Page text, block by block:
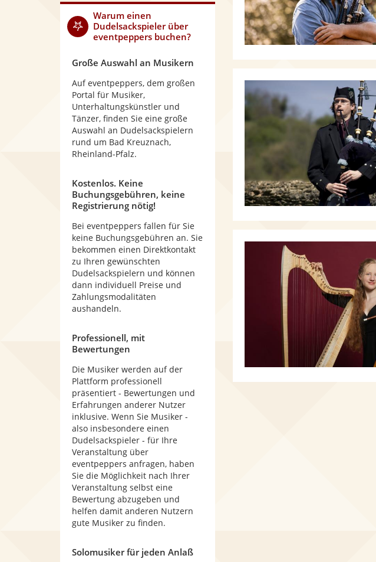
Warum einen
Dudelsackspielerüber
eventpeppers buchen?
Große Auswahl an Musikern
Auf eventpeppers, dem großen
Portal für Musiker,
Unterhaltungskünstler und
Tänzer, finden Sie eine große
Auswahl an Dudelsackspielern
rund um Bad Kreuznach,
Rheinland-Pfalz.
Kostenlos. Keine
Buchungsgebühren, keine
Registrierung nötig!
Bei eventpeppers fallen für Sie
keine Buchungsgebühren an. Sie
bekommen einen Direktkontakt
zu Ihren gewünschten
Dudelsackspielern und können
dann individuell Preise und
Zahlungsmodalitäten
aushandeln.
Professionell, mit
Bewertungen
Die Musiker werden auf der
Plattform professionell
präsentiert - Bewertungen und
Erfahrungen anderer Nutzer
inklusive. Wenn Sie Musiker -
also insbesondere einen
Dudelsackspieler - für Ihre
Veranstaltung über
eventpeppers anfragen, haben
Sie die Möglichkeit nach Ihrer
Veranstaltung selbst eine
Bewertung abzugeben und
helfen damit anderen Nutzern
gute Musiker zu finden.
Solomusiker für jeden Anlaß